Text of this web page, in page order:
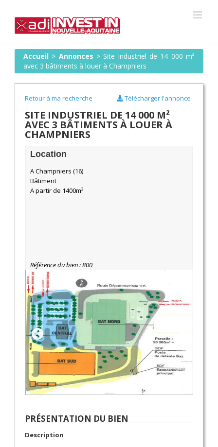
content
Accueil > Annonces > Site industriel de 14 000 m²
avec 3 bâtiments à louer à Champniers
Retour à ma recherche
SITE INDUSTRIEL DE 14 000 M²
AVEC 3 BÂTIMENTS À LOUER À
CHAMPNIERS
Télécharger l'annonce
Location
A Champniers (16)
Bâtiment
A partir de 1400m²
Référence du bien : 800
PRÉSENTATION DU BIEN
Description